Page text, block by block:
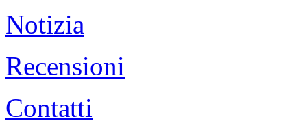
Notizia
Recensioni
Contatti